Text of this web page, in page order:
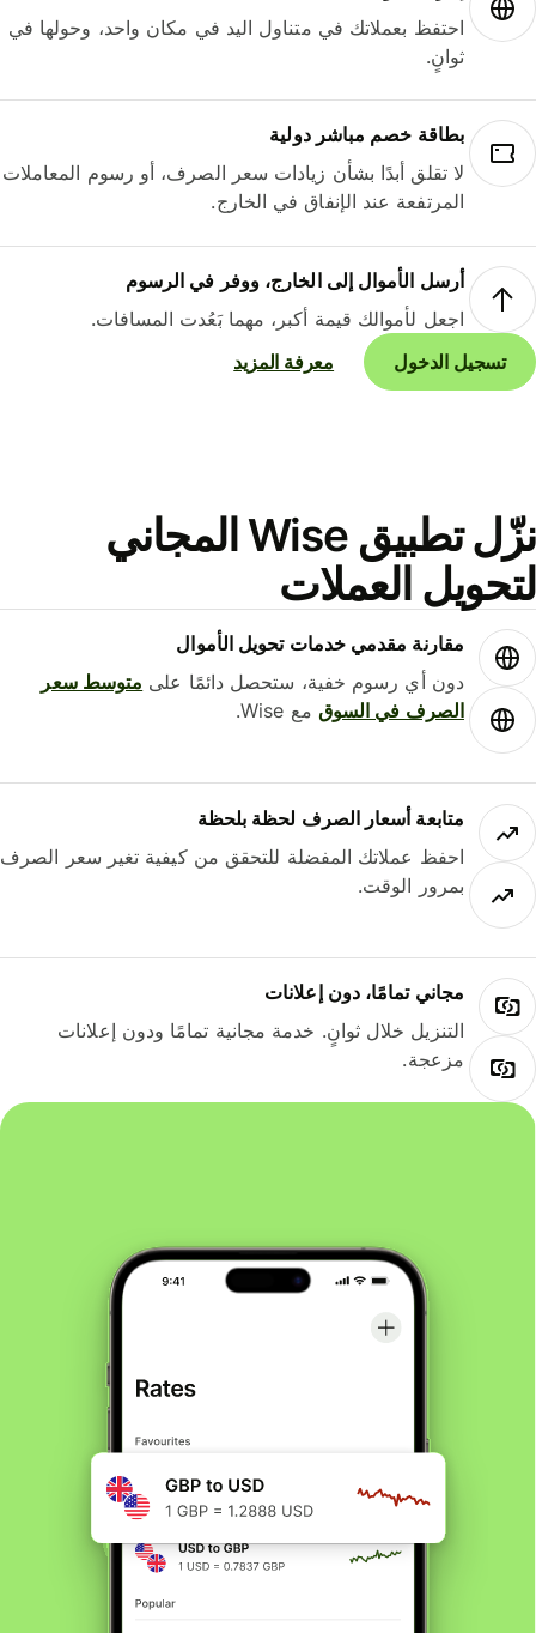
احتفظ بعملاتك في متناول اليد في مكان واحد، وحولها في
ثوانٍ.
بطاقة خصم مباشر دولية
لا تقلق أبدًا بشأن زيادات سعر الصرف، أو رسوم المعاملات
المرتفعة عند الإنفاق في الخارج.
أرسل الأموال إلى الخارج، ووفر في الرسوم
اجعل لأموالك قيمة أكبر، مهما بَعُدت المسافات.
تسجيل الدخول
معرفة المزيد
نزّل تطبيق Wise المجاني
العملات
مقارنة مقدمي خدمات تحويل الأموال
دون أي رسوم خفية، ستحصل دائمًا علىمتوسط ​​سعر
الصرف في السوقمع Wise.
متابعة أسعار الصرف لحظة بلحظة
احفظ عملاتك المفضلة للتحقق من كيفية تغير سعر الصرف
بمرور الوقت.
مجاني تمامًا، دون إعلانات
التنزيل خلال ثوانٍ. خدمة مجانية تمامًا ودون إعلانات
مزعجة.